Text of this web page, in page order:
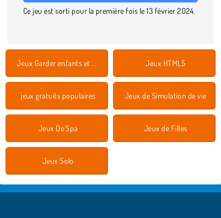
Ce jeu est sorti pour la première fois le 13 février 2024.
Jeux Garder enfants et animaux Jeux HTML5
jeux gratuits populaires Jeux de Simulation de vie
Jeux De Spa Jeux de Filles
Jeux Solo